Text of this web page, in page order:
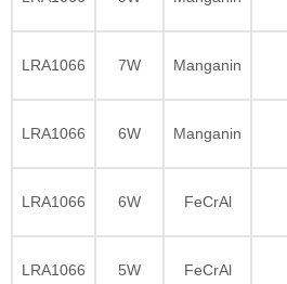
LRA1066 7W Manganin
LRA1066 6W Manganin
LRA1066 6W FeCrAl
LRA1066 5W FeCrAl